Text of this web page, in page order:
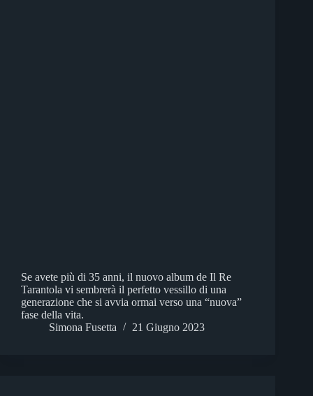
Se avete più di 35 anni, il nuovo album de Il Re
Tarantola vi sembrerà il perfetto vessillo di una
generazione che si avvia ormai verso una “nuova”
fase della vita.
Simona Fusetta
21 Giugno 2023